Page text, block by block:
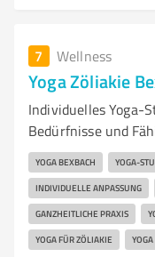
7 Wellness
Yoga Zöliakie
Individuelles Yoga-
Bedürfnisse und
YOGA BEXBACH YOGA-
INDIVIDUELLE ANPASSUNG
GANZHEITLICHE PRAXIS
YOGA FÜR ZÖLIAKIE